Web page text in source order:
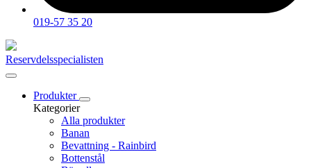
019-57 35 20
Reservdelsspecialisten
Produkter
Kategorier
Alla produkter
Banan
Bevattning - Rainbird
Bottenstål